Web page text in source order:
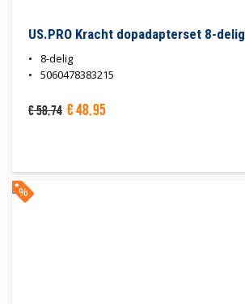
US.PRO Kracht dopadapterset 8-delig
8-delig
5060478383215
€58,74 €48,95
%